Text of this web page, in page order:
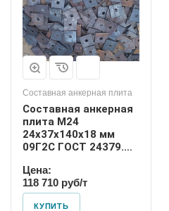
Составная анкерная плита
Составная анкерная
плита М24
24х37х140х18 мм
09Г2С ГОСТ 24379.1-
Цена:
118 710 руб/т
КУПИТЬ